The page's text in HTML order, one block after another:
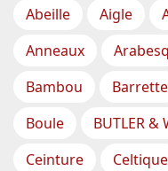
Abeille Aigle
Anneaux
Bambou
Barrette
Boule
BUTLER &
Ceinture
Celtique